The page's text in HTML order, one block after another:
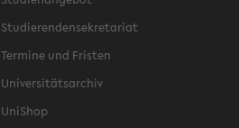
Studierendensekretariat
Termine und Fristen
Universitätsarchiv
UniShop